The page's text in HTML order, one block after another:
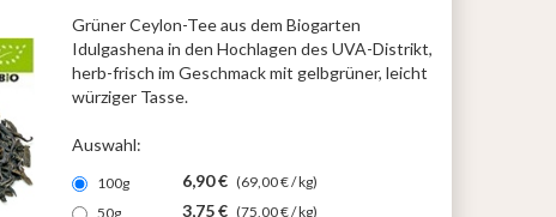
Grüner Ceylon-Tee aus dem Biogarten
Idulgashena in den Hochlagen des UVA-Distrikt,
herb-frisch im Geschmack mit gelbgrüner, leicht
würziger Tasse.
Auswahl:
100g 6,90 € (69,00 € / kg)
50g
3,75 € (75,00 € / kg)